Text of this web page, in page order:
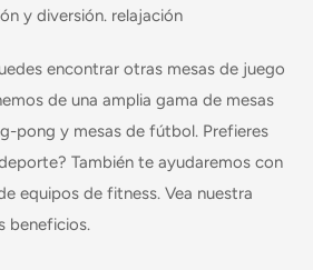
y diversión. relajación
encontrar otras mesas de juego
de una amplia gama de mesas
pong y mesas de fútbol. Prefieres
También te ayudaremos con
equipos de fitness. Vea nuestra
beneficios.